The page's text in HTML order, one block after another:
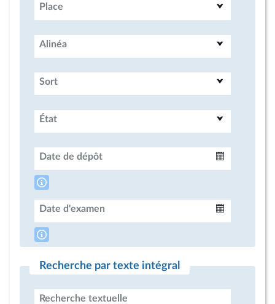
Place
Alinéa
Sort
État
Date de dépôt
Date d'examen
Recherche par texte intégral
Recherche textuelle